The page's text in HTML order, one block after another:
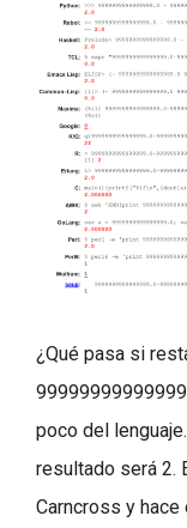
¿Qué pasa si
poco del
resultado será 2.
Carncross y